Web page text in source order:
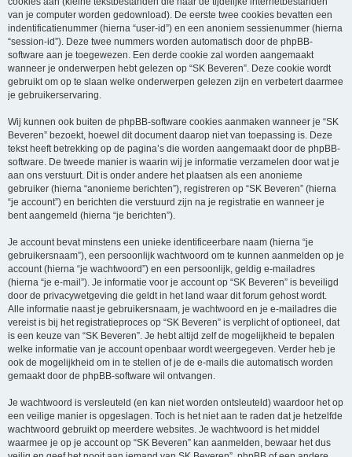
van je computer worden gedownload). De eerste twee cookies bevatten een
indentificatienummer (hierna “user-id”) en een anoniem sessienummer (hierna
“session-id”). Deze twee nummers worden automatisch door de phpBB-
software aan je toegewezen. Een derde cookie zal worden aangemaakt
wanneer je onderwerpen hebt gelezen op “SK Beveren”. Deze cookie wordt
gebruikt om op te slaan welke onderwerpen gelezen zijn en verbetert daarmee
je gebruikerservaring.
Wij kunnen ook buiten de phpBB-software cookies aanmaken wanneer je “SK
Beveren” bezoekt, hoewel dit document daarop niet van toepassing is. Deze
tekst heeft betrekking op de pagina’s die worden aangemaakt door de phpBB-
software. De tweede manier is waarin wij je informatie verzamelen door wat je
aan ons verstuurt. Dit is onder andere het plaatsen als een anonieme
gebruiker (hierna “anonieme berichten”), registreren op “SK Beveren” (hierna
“je account”) en berichten die verstuurd zijn na je registratie en wanneer je
bent aangemeld (hierna “je berichten”).
Je account bevat minstens een unieke identificeerbare naam (hierna “je
gebruikersnaam”), een persoonlijk wachtwoord om te kunnen aanmelden op je
account (hierna “je wachtwoord”) en een persoonlijk, geldig e-mailadres
(hierna “je e-mail”). Je informatie voor je account op “SK Beveren” is beveiligd
door de privacywetgeving die geldt in het land waar dit forum gehost wordt.
Alle informatie naast je gebruikersnaam, je wachtwoord en je e-mailadres die
vereist is bij het registratieproces op “SK Beveren” is verplicht of optioneel, dat
is een keuze van “SK Beveren”. Je hebt altijd zelf de mogelijkheid te bepalen
welke informatie van je account openbaar wordt weergegeven. Verder heb je
ook de mogelijkheid om in te stellen of je de e-mails die automatisch worden
gemaakt door de phpBB-software wil ontvangen.
Je wachtwoord is versleuteld (en kan niet worden ontsleuteld) waardoor het op
een veilige manier is opgeslagen. Toch is het niet aan te raden dat je hetzelfde
wachtwoord gebruikt op meerdere websites. Je wachtwoord is het middel
waarmee je op je account op “SK Beveren” kan aanmelden, bewaar het dus